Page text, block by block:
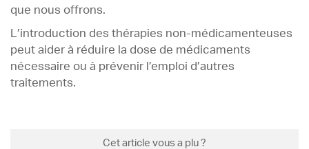
que nous offrons.
L’introduction des thérapies non-médicamenteuses
peut aider à réduire la dose de médicaments
nécessaire ou à prévenir l’emploi d’autres
traitements.
Cet article vous a plu ?